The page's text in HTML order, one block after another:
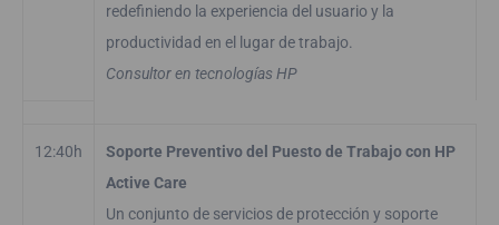
redefiniendo la experiencia del usuario y la
productividad en el lugar de trabajo.
Consultor en tecnologías HP
12:40h
Soporte Preventivo del Puesto de Trabajo con HP
Active Care
Un conjunto de servicios de protección y soporte